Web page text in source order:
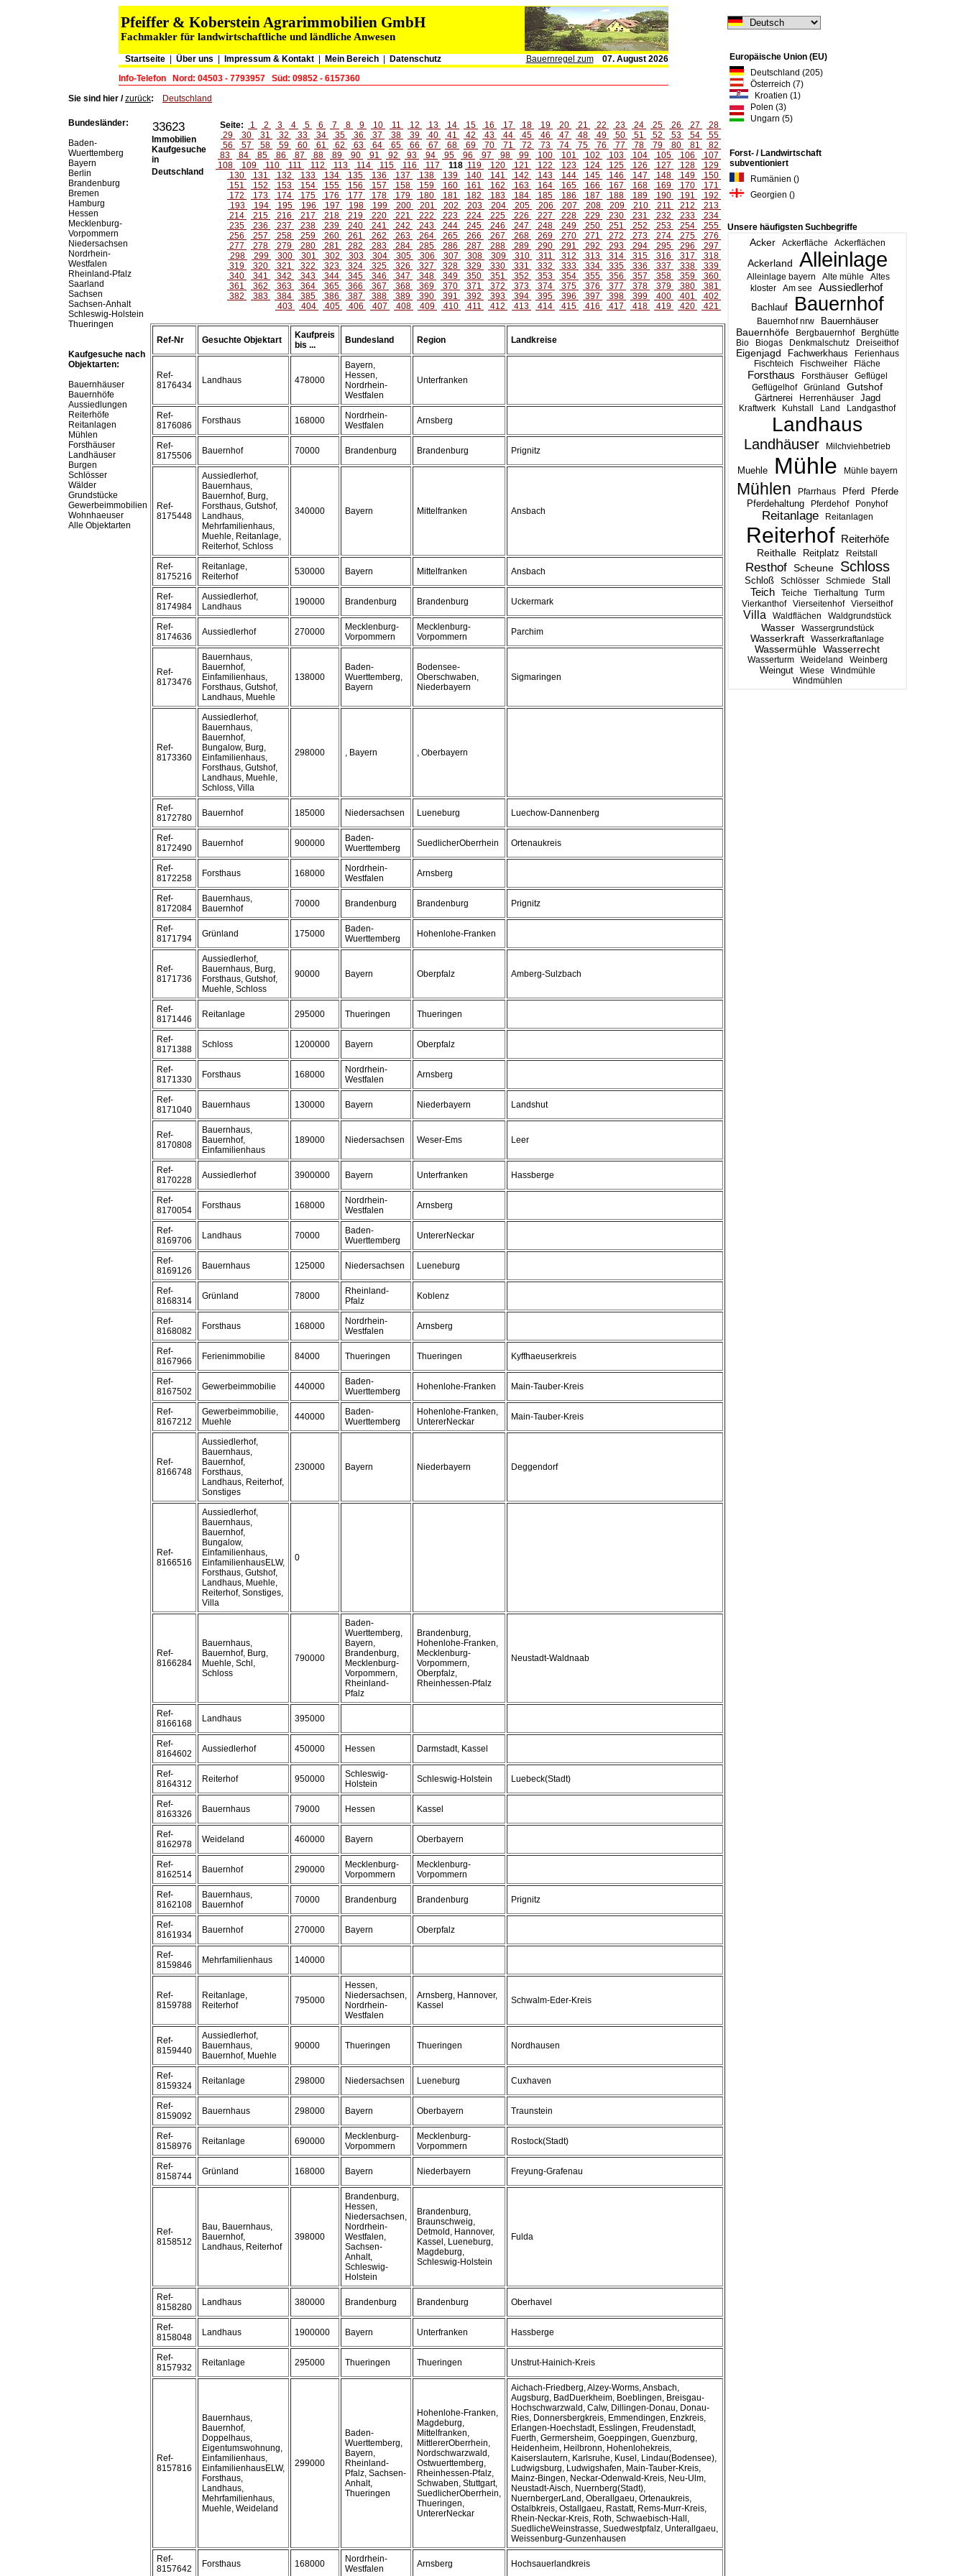
Pfeiffer & Koberstein Agrarimmobilien GmbH
Fachmakler für landwirtschaftliche und ländliche Anwesen
Startseite| Über uns Impressum & Kontakt| Mein Bereich Datenschutz Bauernregel zum
07. August 2026
Info-Telefon
Nord: 04503 - 7793957 Süd: 09852 - 6157360
Europäische Union (EU)
Deutschland (205)
Österreich (7)
Kroatien (1)
Polen (3)
Ungarn (5)
Forst- / Landwirtschaft
subventioniert
Rumänien ()
Georgien ()
Unsere häufigsten Suchbegriffe
Acker Ackerfläche Ackerflächen
Ackerland Alleinlage
Alleinlage bayern Alte mühle
Altes
kloster
Am see Aussiedlerhof
Bachlauf Bauernhof
Bauernhof nrw Bauernhäuser
Bauernhöfe Bergbauernhof
Berghütte
Bio
Biogas Denkmalschutz Dreiseithof
Eigenjagd Fachwerkhaus
Ferienhaus
Fischteich
Fischweiher Fläche
Forsthaus Forsthäuser
Geflügel
Geflügelhof
Grünland
Gutshof
Gärtnerei
Herrenhäuser Jagd
Kraftwerk Kuhstall Land Landgasthof
Landhaus
Landhäuser Milchviehbetrieb
Muehle Mühle Mühle bayern
Mühlen Pfarrhaus Pferd Pferde
Pferdehaltung Pferdehof Ponyhof
Reitanlage Reitanlagen
Reiterhof Reiterhöfe
Reithalle Reitplatz Reitstall
Resthof Scheune Schloss
Schloß Schlösser Schmiede Stall
Teich Teiche Tierhaltung
Turm
Vierkanthof
Vierseitenhof Vierseithof
Villa Waldflächen Waldgrundstück
Wasser Wassergrundstück
Wasserkraft Wasserkraftanlage
Wassermühle Wasserrecht
Wasserturm Weideland Weinberg
Weingut Wiese
Windmühle
Windmühlen
Sie sind hier /zurück: Deutschland
Bundesländer:
Baden-
Wuerttemberg
Bayern
Berlin
Brandenburg
Bremen
Hamburg
Hessen
Mecklenburg-
Vorpommern
Niedersachsen
Nordrhein-
Westfalen
Rheinland-Pfalz
Saarland
Sachsen
Sachsen-Anhalt
Schleswig-Holstein
Thueringen
Kaufgesuche nach
Objektarten:
Bauernhäuser
Bauernhöfe
Aussiedlungen
Reiterhöfe
Reitanlagen
Mühlen
Forsthäuser
Landhäuser
Burgen
Schlösser
Wälder
Grundstücke
Gewerbeimmobilien
Wohnhaeuser
Alle Objektarten
33623
Immobilien
Kaufgesuche
in
Deutschland
Seite: 1 2 3 4 5 6 7 8 9 10 11 12 13 14 15 16 17 18 19 20 21 22 23 24 25 26 27
28
29
30 31 32 33 34 35 36 37 38 39 40 41 42 43 44 45 46 47 48 49 50 51 52 53 54
55
56
57 58 59 60 61 62 63 64 65 66 67 68 69 70 71 72 73 74 75 76 77 78 79 80 81
82
83
84 85 86 87 88 89 90 91 92 93 94 95 96 97 98 99 100 101 102 103 104 105 106
107
108
109 110 111 112 113 114 115 116 117 118 119 120 121 122 123 124 125 126 127 128
129
130
131 132 133 134 135 136 137 138 139 140 141 142 143 144 145 146 147 148 149
150
151
152 153 154 155 156 157 158 159 160 161 162 163 164 165 166 167 168 169 170
171
172
173 174 175 176 177 178 179 180 181 182 183 184 185 186 187 188 189 190 191
192
193
194 195 196 197 198 199 200 201 202 203 204 205 206 207 208 209 210 211 212
213
214
215 216 217 218 219 220 221 222 223 224 225 226 227 228 229 230 231 232 233
234
235
236 237 238 239 240 241 242 243 244 245 246 247 248 249 250 251 252 253 254
255
256
257 258 259 260 261 262 263 264 265 266 267 268 269 270 271 272 273 274 275
276
277
278 279 280 281 282 283 284 285 286 287 288 289 290 291 292 293 294 295 296
297
298
299 300 301 302 303 304 305 306 307 308 309 310 311 312 313 314 315 316 317
318
319
320 321 322 323 324 325 326 327 328 329 330 331 332 333 334 335 336 337 338
339
340
341 342 343 344 345 346 347 348 349 350 351 352 353 354 355 356 357 358 359
360
361
362 363 364 365 366 367 368 369 370 371 372 373 374 375 376 377 378 379 380
381
382
383 384 385 386 387 388 389 390 391 392 393 394 395 396 397 398 399 400 401
402
403
404 405 406 407 408 409 410 411 412 413 414 415 416 417 418 419 420 421
Ref-Nr Gesuchte Objektart
Kaufpreis
bis ...
Bundesland Region Landkreise
Ref-
8176434
Landhaus 478000
Bayern,
Hessen,
Nordrhein-
Westfalen
Unterfranken
Ref-
8176086
Forsthaus 168000
Nordrhein-
Westfalen
Arnsberg
Ref-
8175506
Bauernhof 70000 Brandenburg Brandenburg Prignitz
Ref-
8175448
Aussiedlerhof,
Bauernhaus,
Bauernhof, Burg,
Forsthaus, Gutshof,
Landhaus,
Mehrfamilienhaus,
Muehle, Reitanlage,
Reiterhof, Schloss
340000 Bayern Mittelfranken Ansbach
Ref-
8175216
Reitanlage,
Reiterhof
530000 Bayern Mittelfranken Ansbach
Ref-
8174984
Aussiedlerhof,
Landhaus
190000 Brandenburg Brandenburg Uckermark
Ref-
8174636
Aussiedlerhof 270000
Mecklenburg-
Vorpommern
Mecklenburg-
Vorpommern
Parchim
Ref-
8173476
Bauernhaus,
Bauernhof,
Einfamilienhaus,
Forsthaus, Gutshof,
Landhaus, Muehle
138000
Baden-
Wuerttemberg,
Bayern
Bodensee-
Oberschwaben,
Niederbayern
Sigmaringen
Ref-
8173360
Aussiedlerhof,
Bauernhaus,
Bauernhof,
Bungalow, Burg,
Einfamilienhaus,
Forsthaus, Gutshof,
Landhaus, Muehle,
Schloss, Villa
298000 , Bayern , Oberbayern
Ref-
8172780
Bauernhof 185000 Niedersachsen Lueneburg Luechow-Dannenberg
Ref-
8172490
Bauernhof 900000
Baden-
Wuerttemberg
SuedlicherOberrhein Ortenaukreis
Ref-
8172258
Forsthaus 168000
Nordrhein-
Westfalen
Arnsberg
Ref-
8172084
Bauernhaus,
Bauernhof
70000 Brandenburg Brandenburg Prignitz
Ref-
8171794
Grünland 175000
Baden-
Wuerttemberg
Hohenlohe-Franken
Ref-
8171736
Aussiedlerhof,
Bauernhaus, Burg,
Forsthaus, Gutshof,
Muehle, Schloss
90000 Bayern Oberpfalz Amberg-Sulzbach
Ref-
8171446
Reitanlage 295000 Thueringen Thueringen
Ref-
8171388
Schloss 1200000 Bayern Oberpfalz
Ref-
8171330
Forsthaus 168000
Nordrhein-
Westfalen
Arnsberg
Ref-
8171040
Bauernhaus 130000 Bayern Niederbayern Landshut
Ref-
8170808
Bauernhaus,
Bauernhof,
Einfamilienhaus
189000 Niedersachsen Weser-Ems Leer
Ref-
8170228
Aussiedlerhof 3900000 Bayern Unterfranken Hassberge
Ref-
8170054
Forsthaus 168000
Nordrhein-
Westfalen
Arnsberg
Ref-
8169706
Landhaus 70000
Baden-
Wuerttemberg
UntererNeckar
Ref-
8169126
Bauernhaus 125000 Niedersachsen Lueneburg
Ref-
8168314
Grünland 78000
Rheinland-
Pfalz
Koblenz
Ref-
8168082
Forsthaus 168000
Nordrhein-
Westfalen
Arnsberg
Ref-
8167966
Ferienimmobilie 84000 Thueringen Thueringen Kyffhaeuserkreis
Ref-
8167502
Gewerbeimmobilie 440000
Baden-
Wuerttemberg
Hohenlohe-Franken Main-Tauber-Kreis
Ref-
8167212
Gewerbeimmobilie,
Muehle
440000
Baden-
Wuerttemberg
Hohenlohe-Franken,
UntererNeckar
Main-Tauber-Kreis
Ref-
8166748
Aussiedlerhof,
Bauernhaus,
Bauernhof,
Forsthaus,
Landhaus, Reiterhof,
Sonstiges
230000 Bayern Niederbayern Deggendorf
Ref-
8166516
Aussiedlerhof,
Bauernhaus,
Bauernhof,
Bungalow,
Einfamilienhaus,
EinfamilienhausELW,
Forsthaus, Gutshof,
Landhaus, Muehle,
Reiterhof, Sonstiges,
Villa
0
Ref-
8166284
Bauernhaus,
Bauernhof, Burg,
Muehle, Schl,
Schloss
790000
Baden-
Wuerttemberg,
Bayern,
Brandenburg,
Mecklenburg-
Vorpommern,
Rheinland-
Pfalz
Brandenburg,
Hohenlohe-Franken,
Mecklenburg-
Vorpommern,
Oberpfalz,
Rheinhessen-Pfalz
Neustadt-Waldnaab
Ref-
8166168
Landhaus 395000
Ref-
8164602
Aussiedlerhof 450000 Hessen Darmstadt, Kassel
Ref-
8164312
Reiterhof 950000
Schleswig-
Holstein
Schleswig-Holstein Luebeck(Stadt)
Ref-
8163326
Bauernhaus 79000 Hessen Kassel
Ref-
8162978
Weideland 460000 Bayern Oberbayern
Ref-
8162514
Bauernhof 290000
Mecklenburg-
Vorpommern
Mecklenburg-
Vorpommern
Ref-
8162108
Bauernhaus,
Bauernhof
70000 Brandenburg Brandenburg Prignitz
Ref-
8161934
Bauernhof 270000 Bayern Oberpfalz
Ref-
8159846
Mehrfamilienhaus 140000
Ref-
8159788
Reitanlage,
Reiterhof
795000
Hessen,
Niedersachsen,
Nordrhein-
Westfalen
Arnsberg, Hannover,
Kassel
Schwalm-Eder-Kreis
Ref-
8159440
Aussiedlerhof,
Bauernhaus,
Bauernhof, Muehle
90000 Thueringen Thueringen Nordhausen
Ref-
8159324
Reitanlage 298000 Niedersachsen Lueneburg Cuxhaven
Ref-
8159092
Bauernhaus 298000 Bayern Oberbayern Traunstein
Ref-
8158976
Reitanlage 690000
Mecklenburg-
Vorpommern
Mecklenburg-
Vorpommern
Rostock(Stadt)
Ref-
8158744
Grünland 168000 Bayern Niederbayern Freyung-Grafenau
Ref-
8158512
Bau, Bauernhaus,
Bauernhof,
Landhaus, Reiterhof
398000
Brandenburg,
Hessen,
Niedersachsen,
Nordrhein-
Westfalen,
Sachsen-
Anhalt,
Schleswig-
Holstein
Brandenburg,
Braunschweig,
Detmold, Hannover,
Kassel, Lueneburg,
Magdeburg,
Schleswig-Holstein
Fulda
Ref-
8158280
Landhaus 380000 Brandenburg Brandenburg Oberhavel
Ref-
8158048
Landhaus 1900000 Bayern Unterfranken Hassberge
Ref-
8157932
Reitanlage 295000 Thueringen Thueringen Unstrut-Hainich-Kreis
Ref-
8157816
Bauernhaus,
Bauernhof,
Doppelhaus,
Eigentumswohnung,
Einfamilienhaus,
EinfamilienhausELW,
Forsthaus,
Landhaus,
Mehrfamilienhaus,
Muehle, Weideland
299000
Baden-
Wuerttemberg,
Bayern,
Rheinland-
Pfalz, Sachsen-
Anhalt,
Thueringen
Hohenlohe-Franken,
Magdeburg,
Mittelfranken,
MittlererOberrhein,
Nordschwarzwald,
Ostwuerttemberg,
Rheinhessen-Pfalz,
Schwaben, Stuttgart,
SuedlicherOberrhein,
Thueringen,
UntererNeckar
Aichach-Friedberg, Alzey-Worms, Ansbach,
Augsburg, BadDuerkheim, Boeblingen, Breisgau-
Hochschwarzwald, Calw, Dillingen-Donau, Donau-
Ries, Donnersbergkreis, Emmendingen, Enzkreis,
Erlangen-Hoechstadt, Esslingen, Freudenstadt,
Fuerth, Germersheim, Goeppingen, Guenzburg,
Heidenheim, Heilbronn, Hohenlohekreis,
Kaiserslautern, Karlsruhe, Kusel, Lindau(Bodensee),
Ludwigsburg, Ludwigshafen, Main-Tauber-Kreis,
Mainz-Bingen, Neckar-Odenwald-Kreis, Neu-Ulm,
Neustadt-Aisch, Nuernberg(Stadt),
NuernbergerLand, Oberallgaeu, Ortenaukreis,
Ostalbkreis, Ostallgaeu, Rastatt, Rems-Murr-Kreis,
Rhein-Neckar-Kreis, Roth, Schwaebisch-Hall,
SuedlicheWeinstrasse, Suedwestpfalz, Unterallgaeu,
Weissenburg-Gunzenhausen
Ref-
8157642
Forsthaus 168000
Nordrhein-
Westfalen
Arnsberg Hochsauerlandkreis